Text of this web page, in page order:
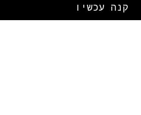
קנה עכשיו